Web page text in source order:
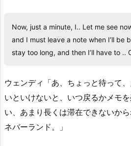
Now, just a minute, I.. Let me see
and I must leave a note when I’ll be
stay too long, and then I’ll have to ..
ウェンディ「あ、ちょっと待って
いといけないと、いつ戻るかメモ
い、あまり長くは滞在できないから
ネバーランド。」